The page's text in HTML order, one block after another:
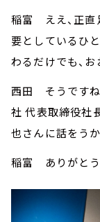
稲富 ええ、正直
要としているひ
わるだけでも、
西田 そうですね
社 代表取締役社
也さんに話をう
稲富 ありがとう